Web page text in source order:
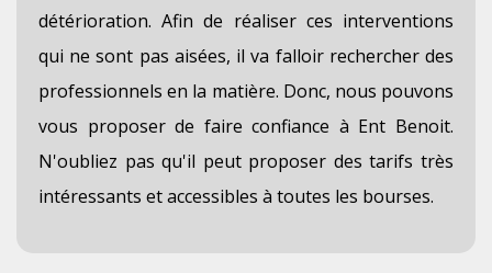
détérioration. Afin de réaliser ces interventions
qui ne sont pas aisées, il va falloir rechercher des
professionnels en la matière. Donc, nous pouvons
vous proposer de faire confiance à Ent Benoit.
N'oubliez pas qu'il peut proposer des tarifs très
intéressants et accessibles à toutes les bourses.